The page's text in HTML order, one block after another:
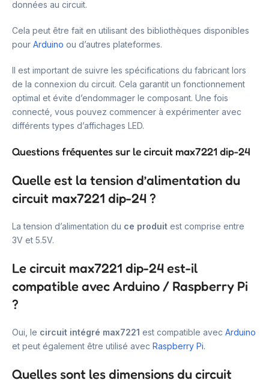
données au circuit.
Cela peut être fait en utilisant des bibliothèques disponibles
pour Arduino ou d’autres plateformes.
Il est important de suivre les spécifications du fabricant lors
de la connexion du circuit. Cela garantit un fonctionnement
optimal et évite d’endommager le composant. Une fois
connecté, vous pouvez commencer à expérimenter avec
différents types d’affichages LED.
Questions fréquentes sur le circuit max7221 dip-24
Quelle est la tension d’alimentation du
circuit max7221 dip-24 ?
La tension d’alimentation du ce produit est comprise entre
3V et 5.5V.
Le circuit max7221 dip-24 est-il
compatible avec Arduino / Raspberry Pi
?
Oui, le circuit intégré max7221 est compatible avec Arduino
et peut également être utilisé avec Raspberry Pi.
Quelles sont les dimensions du circuit